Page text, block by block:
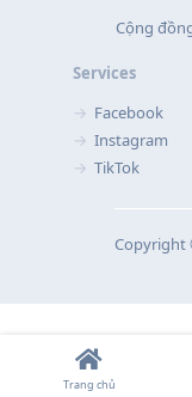
Cộng
Services
Facebook
Instagram
TikTok
Copyright
Trang chủ